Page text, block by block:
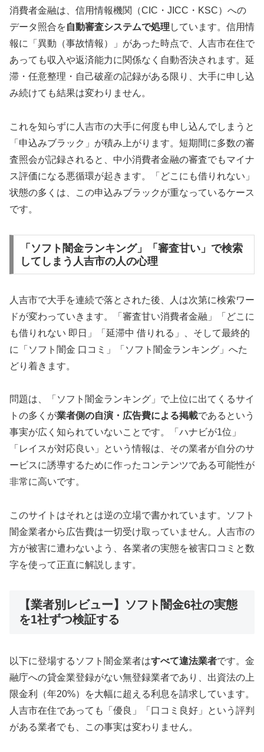
消費者金融は、信用情報機関（CIC・JICC・KSC）への
データ照合を自動審査システムで処理 しています。信用情
報に「異動（事故情報）」があった時点で、人吉市在住で
あっても収入や返済能力に関係なく自動否決されます。延
滞・任意整理・自己破産の記録がある限り、大手に申し込
み続けても結果は変わりません。
これを知らずに人吉市の大手に何度も申し込んでしまうと
「申込みブラック」が積み上がります。短期間に多数の審
査照会が記録されると、中小消費者金融の審査でもマイナ
ス評価になる悪循環が起きます。「どこにも借りれない」
状態の多くは、この申込みブラックが重なっているケース
です。
「ソフト闇金ランキング」「審査甘い」で検索
してしまう人吉市の人の心理
人吉市で大手を連続で落とされた後、人は次第に検索ワー
ドが変わっていきます。「審査甘い消費者金融」「どこに
も借りれない 即日」「延滞中 借りれる」、そして最終的
に「ソフト闇金 口コミ」「ソフト闇金ランキング」へた
どり着きます。
問題は、「ソフト闇金ランキング」で上位に出てくるサイ
トの多くが業者側の自演・広告費による掲載であるという
事実が広く知られていないことです。「ハナビが1位」
「レイスが対応良い」という情報は、その業者が自分のサ
ービスに誘導するために作ったコンテンツである可能性が
非常に高いです。
このサイトはそれとは逆の立場で書かれています。ソフト
闇金業者から広告費は一切受け取っていません。人吉市の
方が被害に遭わないよう、各業者の実態を被害口コミと数
字を使って正直に解説します。
【業者別レビュー】ソフト闇金6社の実態
を1社ずつ検証する
以下に登場するソフト闇金業者はすべて違法業者です。金
融庁への貸金業登録がない無登録業者であり、出資法の上
限金利（年20%）を大幅に超える利息を請求しています。
人吉市在住であっても「優良」「口コミ良好」という評判
がある業者でも、この事実は変わりません。